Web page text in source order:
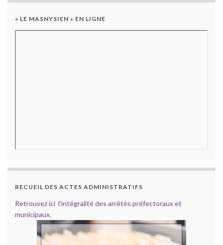
« LE MASNYSIEN » EN LIGNE
RECUEIL DES ACTES ADMINISTRATIFS
Retrouvez ici l’intégralité des arrêtés préfectoraux et
municipaux.